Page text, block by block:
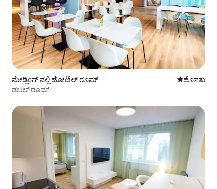
ಮೇಡ್ಲಿಂಗ್ ನಲ್ಲಿ ಹೋಟೆಲ್ ರೂಮ್ ವಾಸ್ತವ್ಯ
ಹೊಸತು
ಡಬಲ್ ರೂಮ್